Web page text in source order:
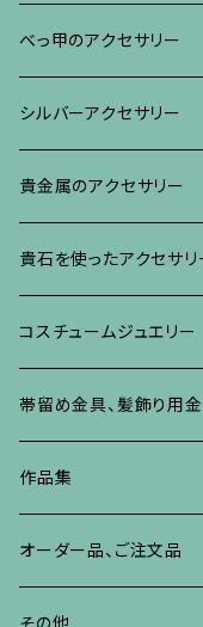
ブレスレット・バングル、
ブレスレット、その他
ネックレス、ペンダント
リング
ブレスレット、その他
イヤリング・ピアス
ネックレス、ペンダント
リング
ブレスレット、その他
べっ甲に蒔絵のアクセサ
ブローチ
イヤリング・ピアス
真珠に蒔絵のアクセサリ
ブローチ
イヤリング、ピアス
水晶に蒔絵のアクセサリ
ブローチ
イヤリング、ピアス
朴の木やポプラに蒔絵の
ブローチ
イヤリング・ピアス
その他の蒔絵のアクセサ
べっ甲のアクセサリー
ブローチ
イヤリング、ピアス
ネックレス、ペンダント
リング
ブレスレット、バングル、
シルバーアクセサリー
ブローチ
イヤリング、ピアス
ネックレス、ペンダント
リング
ブレスレット、バングル、
貴金属のアクセサリー
ブローチ
イヤリング、ピアス
ネックレス、ペンダント
ブレスレット、その他
リング
貴石を使ったアクセサリ
ブローチ
イヤリング、ピアス
ネックレス、ペンダント
リング
ブレスレット、バングル
コスチュームジュエリー
ブローチ
イヤリング、ピアス
ネックレス、ペンダント
リング
帯留め金具、髪飾り用金
作品集
オーダー品、ご注文品
その他